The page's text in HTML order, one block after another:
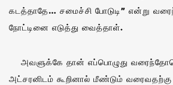
கடத்தாதே… சமைச்சி போடுடி” என்று
நோட்டினை எடுத்து வைத்தாள்.
அவளுக்கே தான் எப்பொழுது
அட்சரனிடம் கூறினால் மீண்டும் வரைவதற்கு